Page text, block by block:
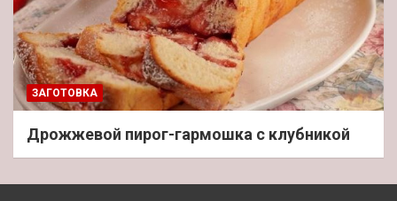
ЗАГОТОВКА
Дрожжевой пирог-гармошка с клубникой